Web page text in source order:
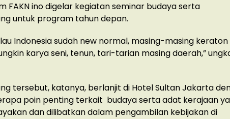
FAKN ino digelar kegiatan seminar budaya serta
untuk program tahun depan.
Indonesia sudah new normal, masing-masing keraton
karya seni, tenun, tari-tarian masing daerah,”
tersebut, katanya, berlanjit di Hotel Sultan Jakarta
poin penting terkait budaya serta adat kerajaan
dan dilibatkan dalam pengambilan kebijakan di